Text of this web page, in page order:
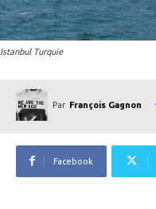
Istanbul Turquie
Par François Gagnon
Facebook